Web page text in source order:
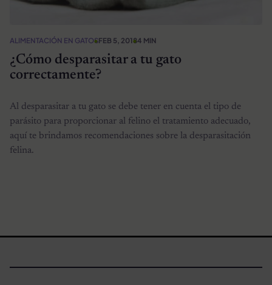
ALIMENTACIÓN EN GATOSFEB 5, 20184 MIN
¿Cómo desparasitar a tu gato
correctamente?
Al desparasitar a tu gato se debe tener en cuenta el tipo de
parásito para proporcionar al felino el tratamiento adecuado,
aquí te brindamos recomendaciones sobre la desparasitación
felina.